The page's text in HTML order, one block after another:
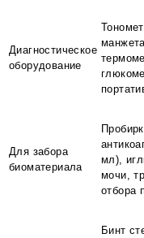
Диагностическое
оборудование
Для забора
биоматериала
мл),
мочи,
отбора
Бинт